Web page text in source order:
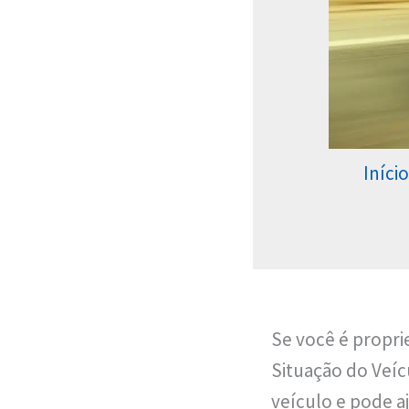
Início
Se você é
Situação do
veículo e pode